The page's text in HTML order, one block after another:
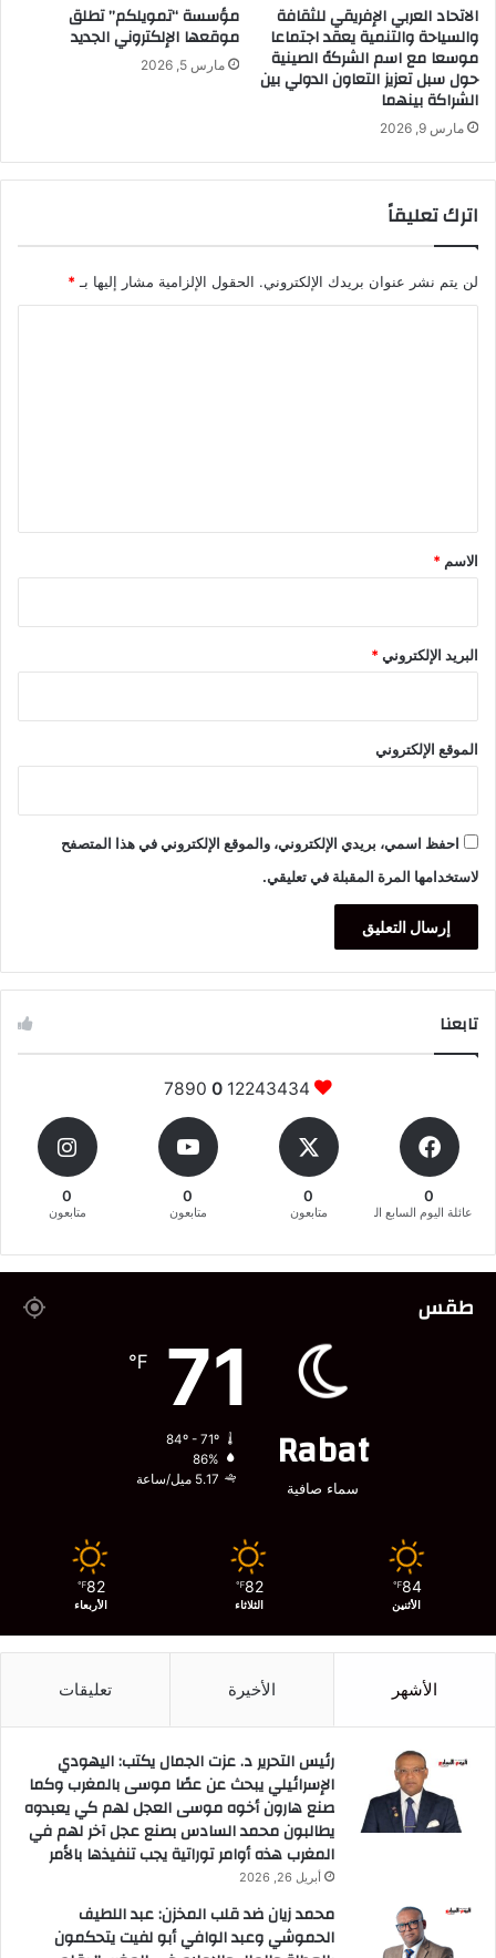
الاتحاد العربي الإفريقي للثقافة
والسياحة والتنمية يعقد اجتماعا
موسعا مع اسم الشركهً الصينية
حول سبل تعزيز التعاون الدولي بين
الشراكة بينهما
مارس 9, 2026
مؤسسة “تمويلكم” تطلق
موقعها الإلكتروني الجديد
مارس 5, 2026
اترك تعليقاً
لن يتم نشر عنوان بريدك الإلكتروني. الحقول الإلزامية مشار إليها بـ *
*
الاسم *
البريد الإلكتروني*
الموقع الإلكتروني
احفظ اسمي، بريدي الإلكتروني، والموقع الإلكتروني في هذا المتصفح
لاستخدامها المرة المقبلة في تعليقي.
تابعنا
12243434
0
0
عائلة اليوم السابع المغربية
0
متابعون
0
متابعون
0
متابعون
طقس
Rabat
سماء صافية
71
℉
84º - 71º
86%
5.17 ميل/ساعة
84
℉
الأثنين
82
℉
الثلاثاء
82
℉
الأربعاء
الأشهر الأخيرة تعليقات
رئيس التحرير د. عزت الجمال يكتب: اليهودي
الإسرائيلي يبحث عن عصًا موسى بالمغرب وكما
صنع هارون أخوه موسى العجل لهم كي يعبدوه
يطالبون محمد السادس بصنع عجل آخر لهم في
المغرب هذه أوامر توراتية يجب تنفيذها بالأمر
أبريل 26, 2026
محمد زيان ضد قلب المخزن: عبد اللطيف
الحموشي وعبد الوافي أبو لفيت يتحكمون